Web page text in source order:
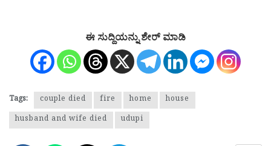
ಈ ಸುದ್ದಿಯನ್ನು ಶೇರ್ ಮಾಡಿ
Tags: couple died fire home
house
husband and wife died
udupi